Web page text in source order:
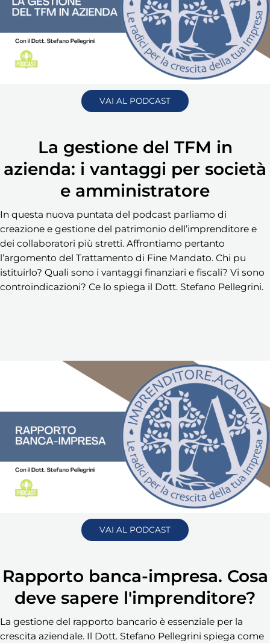
VAI AL PODCAST
La gestione del TFM in
azienda: i vantaggi per società
e amministratore
In questa nuova puntata del podcast parliamo di
creazione e gestione del patrimonio dell’imprenditore e
dei collaboratori più stretti. Affrontiamo pertanto
l’argomento del Trattamento di Fine Mandato. Chi pu
istituirlo? Quali sono i vantaggi finanziari e fiscali? Vi sono
controindicazioni? Ce lo spiega il Dott. Stefano Pellegrini.
VAI AL PODCAST
Rapporto banca-impresa. Cosa
deve sapere l'imprenditore?
La gestione del rapporto bancario è essenziale per la
crescita aziendale. Il Dott. Stefano Pellegrini spiega come